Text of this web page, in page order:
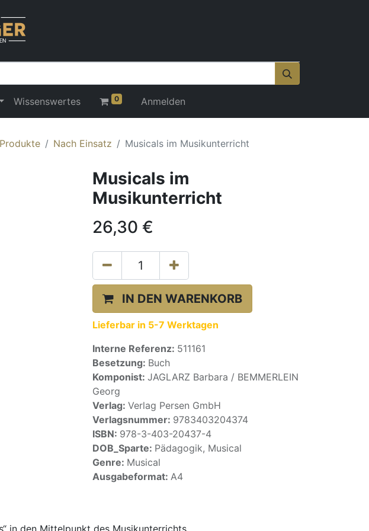
Wissenswertes 0 Anmelden
Nach Einsatz Musicals im Musikunterricht
Musicals im
Musikunterricht
26,30 €
IN DEN WARENKORB
Lieferbar in 5-7 Werktagen
Interne Referenz: 511161
Besetzung: Buch
Komponist: JAGLARZ Barbara / BEMMERLEIN
Georg
Verlag: Verlag Persen GmbH
Verlagsnummer: 9783403204374
ISBN: 978-3-403-20437-4
DOB_Sparte: Pädagogik, Musical
Genre: Musical
Ausgabeformat: A4
in den Mittelpunkt des Musikunterrichts.